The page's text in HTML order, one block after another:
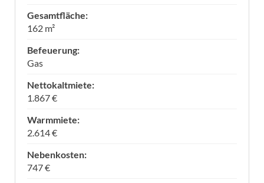
Gesamtfläche:
162 m²
Befeuerung:
Gas
Nettokaltmiete:
1.867 €
Warmmiete:
2.614 €
Nebenkosten:
747 €